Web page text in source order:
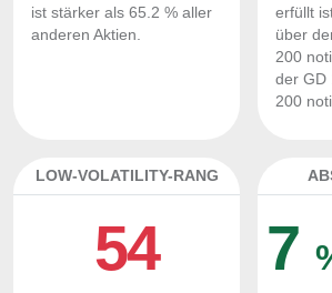
ist stärker als 65.2 % aller
anderen Aktien.
erfüllt
über
200
der GD
200
LOW-VOLATILITY-RANG
54 7